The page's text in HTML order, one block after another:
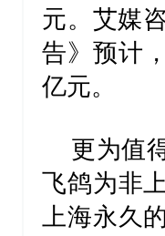
元。艾媒
告》预计
亿元。
更为值
飞鸽为非
上海永久